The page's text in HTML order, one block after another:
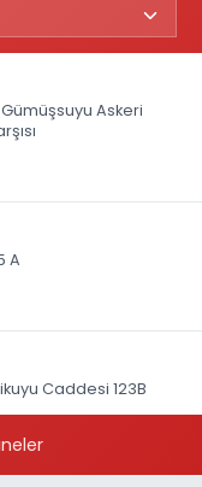
Askeri
A
Caddesi 123B